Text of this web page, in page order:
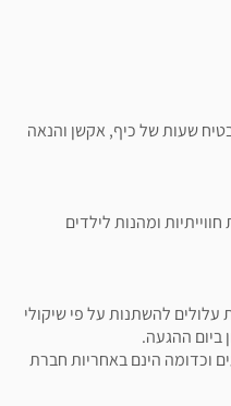
שעות של כיף, אקשן והנאה
ומהנות לילדים
עלולים להשתנות על פי שיקולי
ביום ההגעה.
וכדומה הינם באחריות חברת